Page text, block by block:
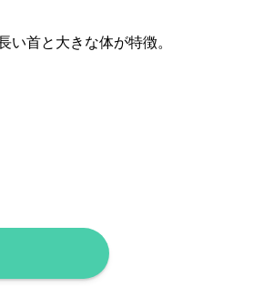
首と大きな体が特徴。